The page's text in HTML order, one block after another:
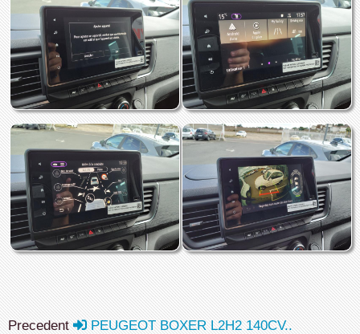
Precedent
PEUGEOT BOXER L2H2 140CV..